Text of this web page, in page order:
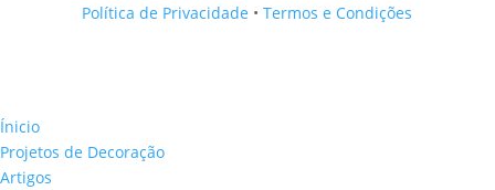
Política de Privacidade •Termos e Condições
Ínicio
Projetos de Decoração
Artigos